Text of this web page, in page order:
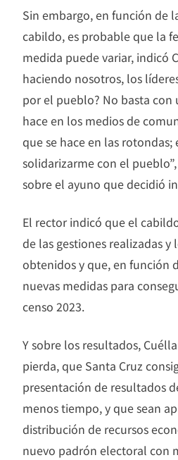
Sin embargo, en función de
cabildo, es probable que la
medida puede variar, indicó
haciendo nosotros, los
por el pueblo? No basta con
hace en los medios de
que se hace en las rotondas;
solidarizarme con el
sobre el ayuno que decidió
El rector indicó que el
de las gestiones realizadas y
obtenidos y que, en función
nuevas medidas para
censo 2023.
Y sobre los resultados,
pierda, que Santa Cruz
presentación de resultados
menos tiempo, y que sean
distribución de recursos
nuevo padrón electoral con